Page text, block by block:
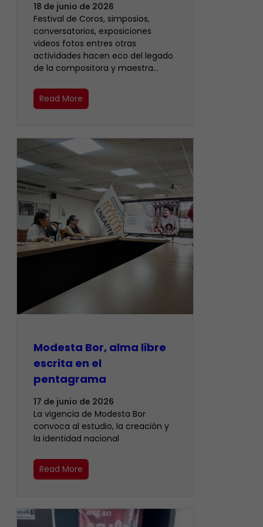
18 de junio de 2026
Festival de Coros, simposios,
conversatorios, exposiciones
videos fotos entres otras
actividades hacen eco del legado
de la compositora y maestra…
Read More
Modesta Bor, alma libre
escrita en el
pentagrama
17 de junio de 2026
La vigencia de Modesta Bor
convoca al estudio, la creación y
la identidad nacional
Read More